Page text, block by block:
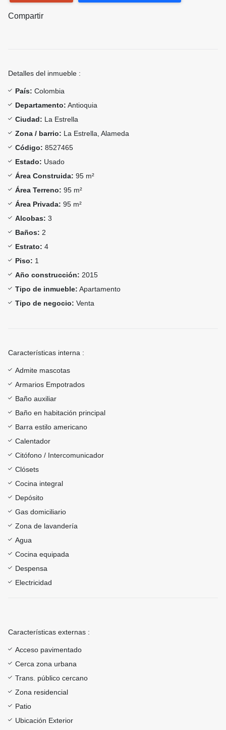
Compartir
Detalles del inmueble :
País: Colombia
Departamento: Antioquia
Ciudad: La Estrella
Zona / barrio: La Estrella, Alameda
Código: 8527465
Estado: Usado
Área Construida: 95 m²
Área Terreno: 95 m²
Área Privada: 95 m²
Alcobas: 3
Baños: 2
Estrato: 4
Piso: 1
Año construcción: 2015
Tipo de inmueble: Apartamento
Tipo de negocio: Venta
Características interna :
Admite mascotas
Armarios Empotrados
Baño auxiliar
Baño en habitación principal
Barra estilo americano
Calentador
Citófono / Intercomunicador
Clósets
Cocina integral
Depósito
Gas domiciliario
Zona de lavandería
Agua
Cocina equipada
Despensa
Electricidad
Características externas :
Acceso pavimentado
Cerca zona urbana
Trans. público cercano
Zona residencial
Patio
Ubicación Exterior